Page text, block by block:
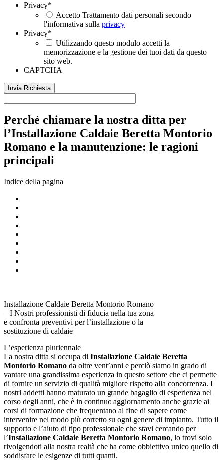
Privacy*
Accetto Trattamento dati personali secondo
l'informativa sulla privacy
Privacy*
Utilizzando questo modulo accetti la
memorizzazione e la gestione dei tuoi dati da questo
sito web.
CAPTCHA
Perché chiamare la nostra ditta per
l’Installazione Caldaie Beretta Montorio
Romano e la manutenzione: le ragioni
principali
Indice della pagina
Installazione Caldaie Beretta Montorio Romano
– I Nostri professionisti di fiducia nella tua zona
e confronta preventivi per l’installazione o la
sostituzione di caldaie
L’esperienza pluriennale
La nostra ditta si occupa di Installazione Caldaie Beretta
Montorio Romano da oltre vent’anni e perciò siamo in grado di
vantare una grandissima esperienza in questo settore che ci permette
di fornire un servizio di qualità migliore rispetto alla concorrenza. I
nostri addetti hanno maturato un grande bagaglio di esperienza nel
corso degli anni, che è in continuo aggiornamento anche grazie ai
corsi di formazione che frequentano al fine di sapere come
intervenire nel modo più corretto su ogni genere di impianto. Tutto il
supporto e l’aiuto di tipo professionale che stavi cercando per
l’Installazione Caldaie Beretta Montorio Romano, lo trovi solo
rivolgendoti alla nostra realtà che ha come obbiettivo unico quello di
soddisfare le esigenze di tutti quanti.